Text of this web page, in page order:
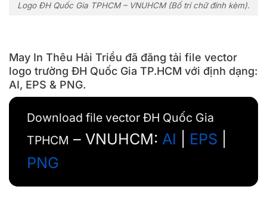
Logo ĐH Quốc Gia TPHCM – VNUHCM (Bố trí chữ đính kèm).
May In Thêu Hải Triều đã đăng tải file vector
logo trường ĐH Quốc Gia TP.HCM với định dạng:
AI, EPS & PNG.
Download file vector ĐH Quốc Gia
TPHCM – VNUHCM: AI EPS
PNG